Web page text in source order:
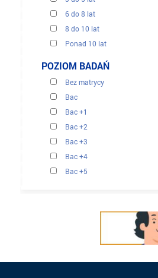
6 do 8 lat
8 do 10 lat
Ponad 10 lat
POZIOM BADAŃ
Bez matrycy
Bac
Bac +1
Bac +2
Bac +3
Bac +4
Bac +5